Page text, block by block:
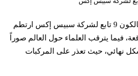
يُعتقد أن جزءاً ضخماً تائهاً من صاروخ فالكون 9 تابع لشركة سبيس إكس ارتطم
فيما يترقب العلماء حول العالم صوراً
نهائي، حيث تعذر على المركبات